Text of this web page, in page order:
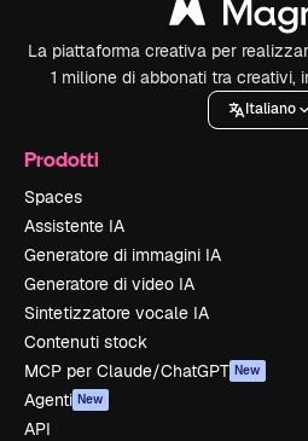
La piattaforma creativa per
1 milione di abbonati tra creativi,
Italiano
Prodotti
Spaces
Assistente IA
Generatore di immagini IA
Generatore di video IA
Sintetizzatore vocale IA
Contenuti stock
MCP per Claude/ChatGPT New
Agenti New
API